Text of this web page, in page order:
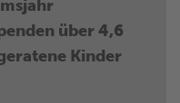
über 4,6
Kinder